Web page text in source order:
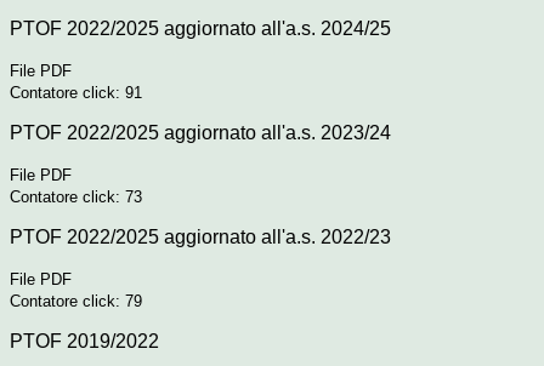
PTOF 2022/2025 aggiornato all'a.s. 2024/25
File PDF
Contatore click: 91
PTOF 2022/2025 aggiornato all'a.s. 2023/24
File PDF
Contatore click: 73
PTOF 2022/2025 aggiornato all'a.s. 2022/23
File PDF
Contatore click: 79
PTOF 2019/2022